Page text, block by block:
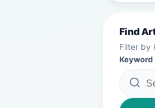
Find
Filter by
Keyword